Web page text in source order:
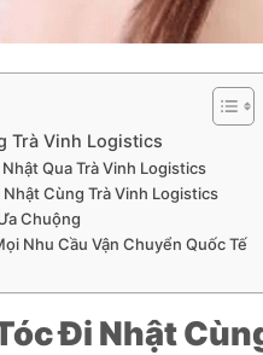
Trà Vinh Logistics
Qua Trà Vinh Logistics
Cùng Trà Vinh Logistics
Chuộng
Nhu Cầu Vận Chuyển Quốc Tế
Đi Nhật